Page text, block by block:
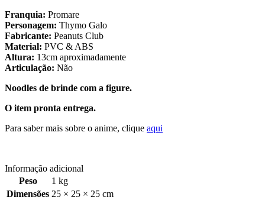
Franquia: Promare
Personagem: Thymo Galo
Fabricante: Peanuts Club
Material: PVC & ABS
Altura: 13cm aproximadamente
Articulação: Não
Noodles de brinde com a figure.
O item pronta entrega.
Para saber mais sobre o anime, clique aqui
Informação adicional
Peso
1 kg
Dimensões 25 × 25 × 25 cm